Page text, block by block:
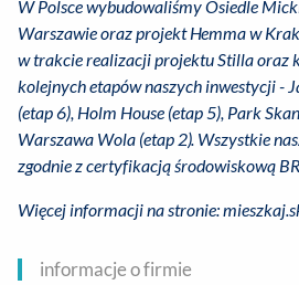
W Polsce wybudowaliśmy Osiedle
Warszawie oraz projekt Hemma w
w trakcie realizacji projektu Stilla oraz
kolejnych etapów naszych inwestycji -
(etap 6), Holm House (etap 5), Park
Warszawa Wola (etap 2). Wszystkie
zgodnie z certyfikacją środowiskową
Więcej informacji na stronie:
informacje o firmie